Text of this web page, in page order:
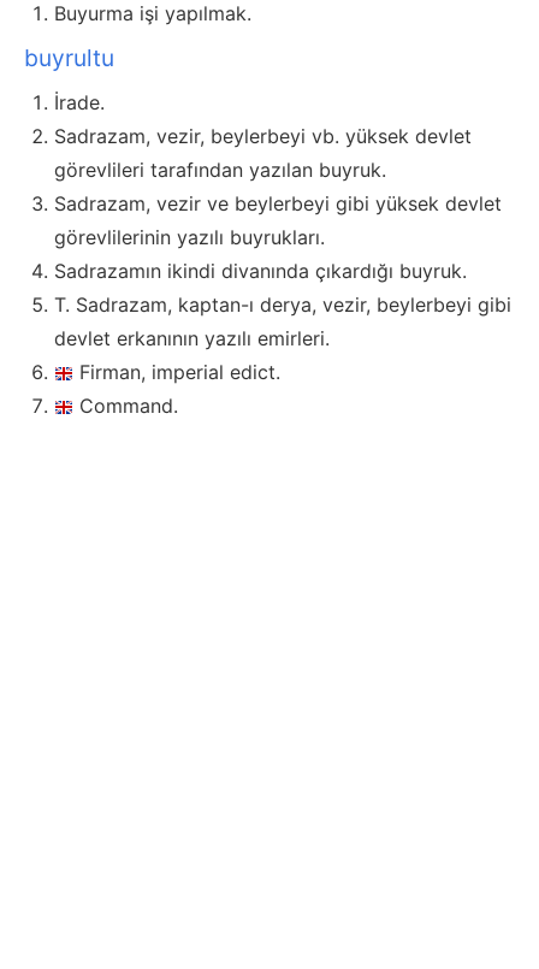
Buyurma işi yapılmak.
buyrultu
İrade.
Sadrazam, vezir, beylerbeyi vb. yüksek devlet
görevlileri tarafından yazılan buyruk.
Sadrazam, vezir ve beylerbeyi gibi yüksek devlet
görevlilerinin yazılı buyrukları.
Sadrazamın ikindi divanında çıkardığı buyruk.
T. Sadrazam, kaptan-ı derya, vezir, beylerbeyi gibi
devlet erkanının yazılı emirleri.
Firman, imperial edict.
Command.